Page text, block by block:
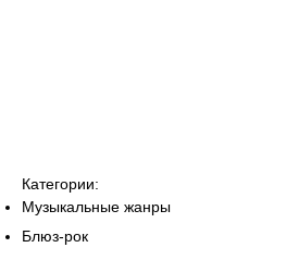
Категории:
Музыкальные жанры
Блюз-рок